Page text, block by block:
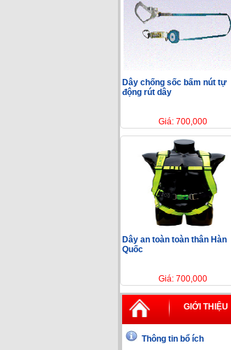
Dây chống sốc bấm nút tự
động rút dây
Giá: 700,000
Dây an toàn toàn thân Hàn
Quốc
Giá: 700,000
GIỚI THIỆU
Thông tin bổ ích